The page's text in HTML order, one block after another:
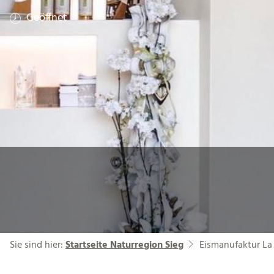
Geöffnet
Sie sind hier:Startseite Naturregion Sieg Eismanufaktur